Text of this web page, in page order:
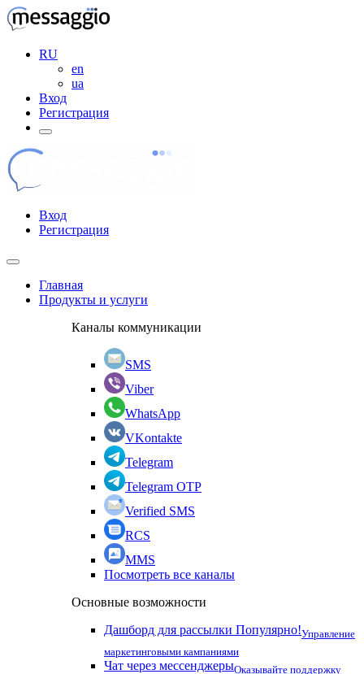
RU
en
ua
Вход
Регистрация
Вход
Регистрация
Главная
Продукты и услуги
Каналы коммуникации
SMS
Viber
WhatsApp
VKontakte
Telegram
Telegram OTP
Verified SMS
RCS
MMS
Посмотреть все каналы
Основные возможности
Дашборд для рассылки Популярно!Управление
маркетинговыми кампаниями
Чат через мессенджерыОказывайте поддержку